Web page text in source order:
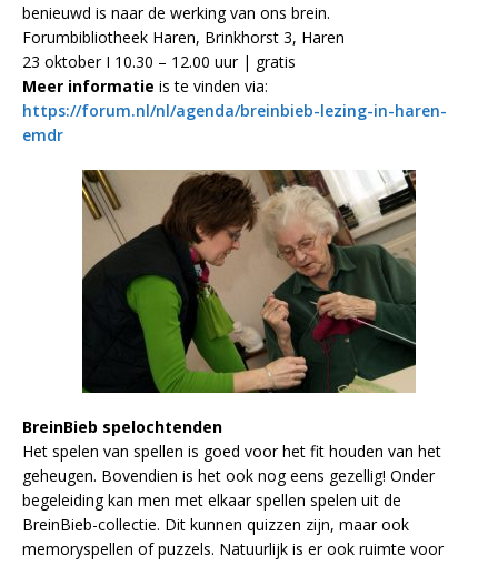
benieuwd is naar de werking van ons brein.
Forumbibliotheek Haren, Brinkhorst 3, Haren
23 oktober I 10.30 – 12.00 uur | gratis
Meer informatie is te vinden via:
https://forum.nl/nl/agenda/breinbieb-lezing-in-haren-
emdr
BreinBieb spelochtenden
Het spelen van spellen is goed voor het fit houden van het
geheugen. Bovendien is het ook nog eens gezellig! Onder
begeleiding kan men met elkaar spellen spelen uit de
BreinBieb-collectie. Dit kunnen quizzen zijn, maar ook
memoryspellen of puzzels. Natuurlijk is er ook ruimte voor